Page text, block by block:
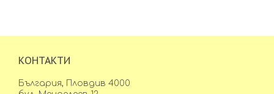
КОНТАКТИ
България, Пловдив 4000